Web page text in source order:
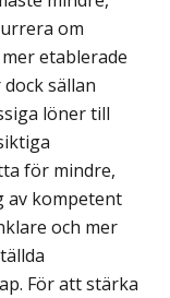
om
etablerade
sällan
löner till
för mindre,
av kompetent
och mer
För att stärka